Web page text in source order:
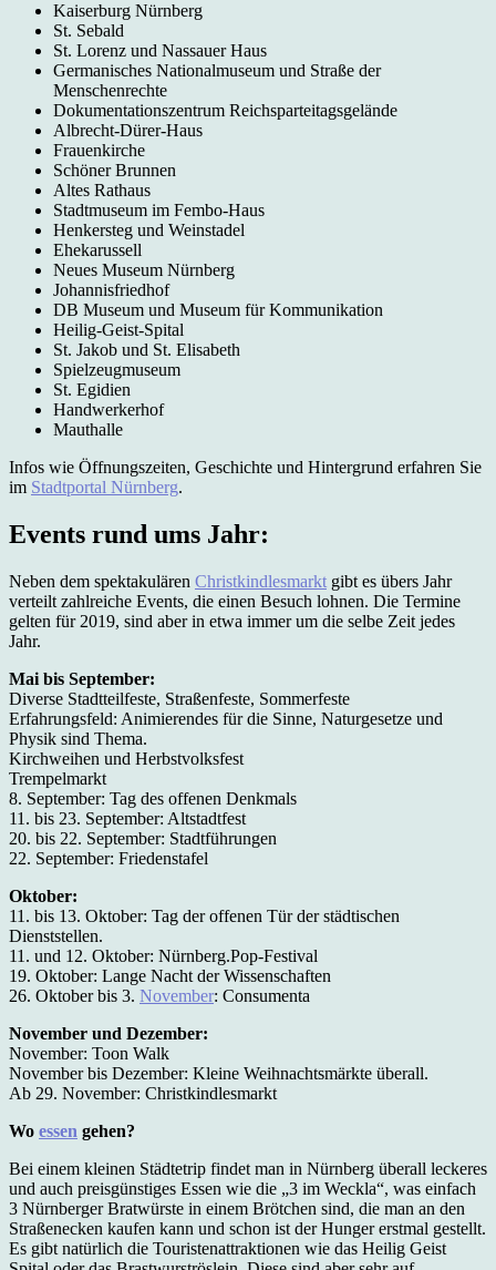
Kaiserburg Nürnberg
St. Sebald
St. Lorenz und Nassauer Haus
Germanisches Nationalmuseum und Straße der
Menschenrechte
Dokumentationszentrum Reichsparteitagsgelände
Albrecht-Dürer-Haus
Frauenkirche
Schöner Brunnen
Altes Rathaus
Stadtmuseum im Fembo-Haus
Henkersteg und Weinstadel
Ehekarussell
Neues Museum Nürnberg
Johannisfriedhof
DB Museum und Museum für Kommunikation
Heilig-Geist-Spital
St. Jakob und St. Elisabeth
Spielzeugmuseum
St. Egidien
Handwerkerhof
Mauthalle
Infos wie Öffnungszeiten, Geschichte und Hintergrund erfahren Sie
im Stadtportal Nürnberg.
Events rund ums Jahr:
Neben dem spektakulären Christkindlesmarkt gibt es übers Jahr
verteilt zahlreiche Events, die einen Besuch lohnen. Die Termine
gelten für 2019, sind aber in etwa immer um die selbe Zeit jedes
Jahr.
Mai bis September:
Diverse Stadtteilfeste, Straßenfeste, Sommerfeste
Erfahrungsfeld: Animierendes für die Sinne, Naturgesetze und
Physik sind Thema.
Kirchweihen und Herbstvolksfest
Trempelmarkt
8. September: Tag des offenen Denkmals
11. bis 23. September: Altstadtfest
20. bis 22. September: Stadtführungen
22. September: Friedenstafel
Oktober:
11. bis 13. Oktober: Tag der offenen Tür der städtischen
Dienststellen.
11. und 12. Oktober: Nürnberg.Pop-Festival
19. Oktober: Lange Nacht der Wissenschaften
26. Oktober bis 3. November: Consumenta
November und Dezember:
November: Toon Walk
November bis Dezember: Kleine Weihnachtsmärkte überall.
Ab 29. November: Christkindlesmarkt
Wo essen gehen?
Bei einem kleinen Städtetrip findet man in Nürnberg überall leckeres
und auch preisgünstiges Essen wie die „3 im Weckla“, was einfach
3 Nürnberger Bratwürste in einem Brötchen sind, die man an den
Straßenecken kaufen kann und schon ist der Hunger erstmal gestellt.
Es gibt natürlich die Touristenattraktionen wie das Heilig Geist